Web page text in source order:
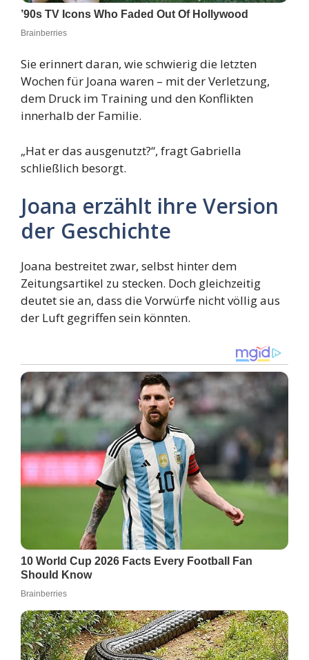
Sie erinnert daran, wie schwierig die letzten
Wochen für Joana waren – mit der Verletzung,
dem Druck im Training und den Konflikten
innerhalb der Familie.
„Hat er das ausgenutzt?“, fragt Gabriella
schließlich besorgt.
Joana erzählt ihre Version
der Geschichte
Joana bestreitet zwar, selbst hinter dem
Zeitungsartikel zu stecken. Doch gleichzeitig
deutet sie an, dass die Vorwürfe nicht völlig aus
der Luft gegriffen sein könnten.